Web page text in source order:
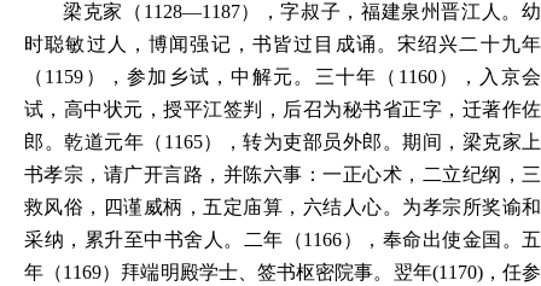
梁克家（ 1128—1187），字叔子，福建泉州晋江人。幼
时聪敏过人，博闻强记，书皆过目成诵。宋绍兴二十九年
（1159），参加乡试，中解元。三十年（1160），入京会
试，高中状元，授平江签判，后召为秘书省正字，迁著作佐
郎。乾道元年（1165），转为吏部员外郎。期间，梁克家上
书孝宗，请广开言路，并陈六事：一正心术，二立纪纲，三
救风俗，四谨威柄，五定庙算，六结人心。为孝宗所奖谕和
采纳，累升至中书舍人。二年（1166），奉命出使金国。五
年（1169）拜端明殿学士、签书枢密院事。翌年(1170)，任参